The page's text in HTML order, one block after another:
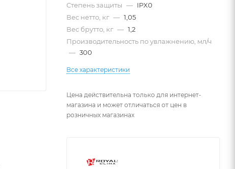
Степень защиты — IPX0
Вес нетто, кг — 1,05
Вес брутто, кг — 1,2
Производительность по увлажнению, мл/ч
— 300
Все характеристики
Цена действительна только для интернет-
магазина и может отличаться от цен в
розничных магазинах